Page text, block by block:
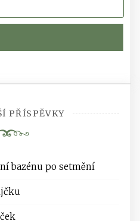
PŘÍSPĚVKY
bazénu po setmění